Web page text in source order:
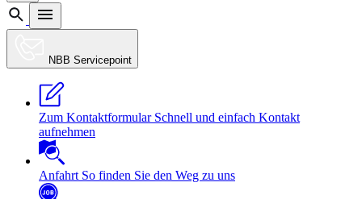
NBB Servicepoint
Zum Kontaktformular Schnell und einfach Kontakt
aufnehmen
Anfahrt So finden Sie den Weg zu uns